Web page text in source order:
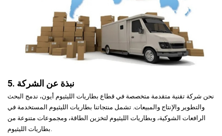
5. نبذة عن الشركة
نحن شركة تقنية متقدمة متخصصة في قطاع بطاريات الليثيوم أيون، ندمج البحث
والتطوير والإنتاج والمبيعات. تشمل منتجاتنا بطاريات الليثيوم المستخدمة في
الرافعات الشوكية، وبطاريات الليثيوم لتخزين الطاقة، ومجموعات متنوعة من